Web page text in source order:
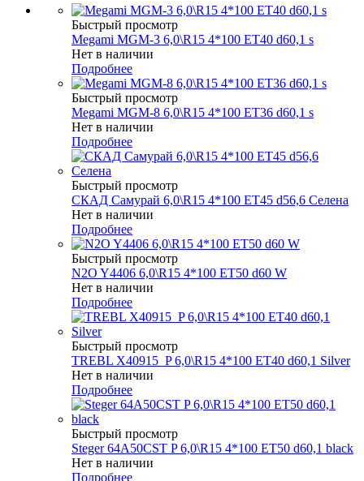
Быстрый просмотр
Megami MGM-3 6,0\R15 4*100 ET40 d60,1 s
Нет в наличии
Подробнее
Быстрый просмотр
Megami MGM-8 6,0\R15 4*100 ET36 d60,1 s
Нет в наличии
Подробнее
Быстрый просмотр
СКАД Самурай 6,0\R15 4*100 ET45 d56,6 Селена
Нет в наличии
Подробнее
Быстрый просмотр
N2O Y4406 6,0\R15 4*100 ET50 d60 W
Нет в наличии
Подробнее
Быстрый просмотр
TREBL X40915_P 6,0\R15 4*100 ET40 d60,1 Silver
Нет в наличии
Подробнее
Быстрый просмотр
Steger 64A50CST P 6,0\R15 4*100 ET50 d60,1 black
Нет в наличии
Подробнее